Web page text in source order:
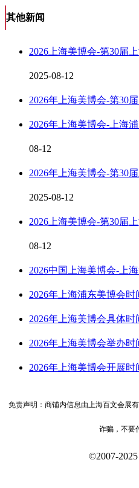
其他新闻
2026上海美博会-第30届
2025-08-12
2026年上海美博会-第30
2026年上海美博会-上海
08-12
2026年上海美博会-第30
2025-08-12
2026上海美博会-第30届
08-12
2026中国上海美博会-上
2026年上海浦东美博会
2026年上海美博会具体
2026年上海美博会举办
2026年上海美博会开展
免责声明：商铺内信息由上海百文会展
诈骗，不要
©2007-2025